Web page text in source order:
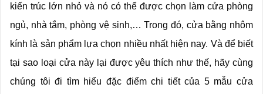
kiến trúc lớn nhỏ và nó có thể được chọn làm cửa phòng
ngủ, nhà tắm, phòng vệ sinh,… Trong đó, cửa bằng nhôm
kính là sản phẩm lựa chọn nhiều nhất hiện nay. Và để biết
tại sao loại cửa này lại được yêu thích như thế, hãy cùng
chúng tôi đi tìm hiểu đặc điểm chi tiết của 5 mẫu cửa